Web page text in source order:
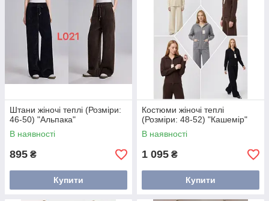
Штани жіночі теплі (Розміри:
46-50) "Альпака"
В наявності
895 ₴
Купити
Костюми жіночі теплі
(Розміри: 48-52) "Кашемір"
В наявності
1 095 ₴
Купити